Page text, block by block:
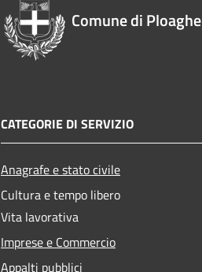
Comune di Ploaghe
CATEGORIE DI SERVIZIO
Anagrafe e stato civile
Cultura e tempo libero
Vita lavorativa
Imprese e Commercio
Appalti pubblici